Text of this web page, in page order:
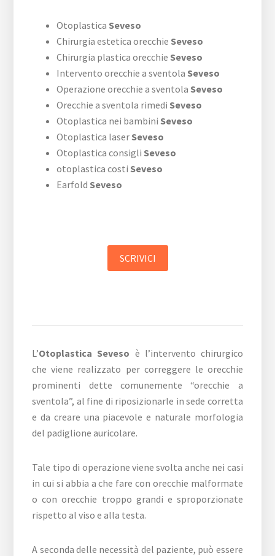
Otoplastica Seveso
Chirurgia estetica orecchie Seveso
Chirurgia plastica orecchie Seveso
Intervento orecchie a sventola Seveso
Operazione orecchie a sventola Seveso
Orecchie a sventola rimedi Seveso
Otoplastica nei bambini Seveso
Otoplastica laser Seveso
Otoplastica consigli Seveso
otoplastica costi Seveso
Earfold Seveso
SCRIVICI
L’Otoplastica Seveso è l’intervento chirurgico
che viene realizzato per correggere le orecchie
prominenti dette comunemente “orecchie a
sventola”, al fine di riposizionarle in sede corretta
e da creare una piacevole e naturale morfologia
del padiglione auricolare.
Tale tipo di operazione viene svolta anche nei casi
in cui si abbia a che fare con orecchie malformate
o con orecchie troppo grandi e sproporzionate
rispetto al viso e alla testa.
A seconda delle necessità del paziente, può essere